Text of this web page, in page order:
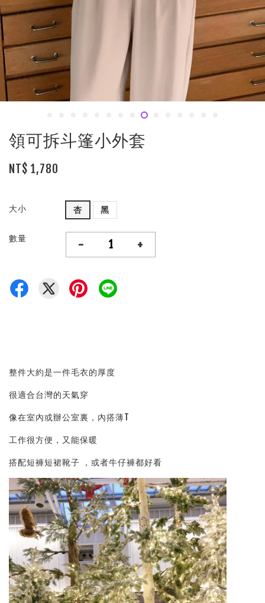
領可拆斗篷小外套
NT$ 1,780
大小 杏 黑
數量 - +
整件大約是一件毛衣的厚度
很適合台灣的天氣穿
像在室內或辦公室裏，內搭薄T
工作很方便，又能保暖
搭配短褲短裙靴子 ，或者牛仔褲都好看